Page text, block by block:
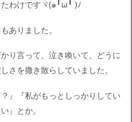
わけですヾ(๑╹ω╹ )ﾉ
ありました。
り言って、泣き喚いて、 どうに
さを撒き散らしていました。
』『私がもっとしっかりしてい
』とか。